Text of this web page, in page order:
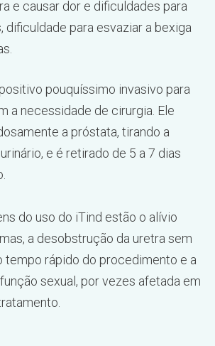
e causar dor e dificuldades para
dificuldade para esvaziar a bexiga
pouquíssimo invasivo para
a necessidade de cirurgia. Ele
a próstata, tirando a
e é retirado de 5 a 7 dias
do uso do iTind estão o alívio
a desobstrução da uretra sem
tempo rápido do procedimento e a
sexual, por vezes afetada em